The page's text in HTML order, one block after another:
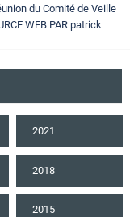
du Comité de Veille
WEB PAR patrick
2021
2018
2015